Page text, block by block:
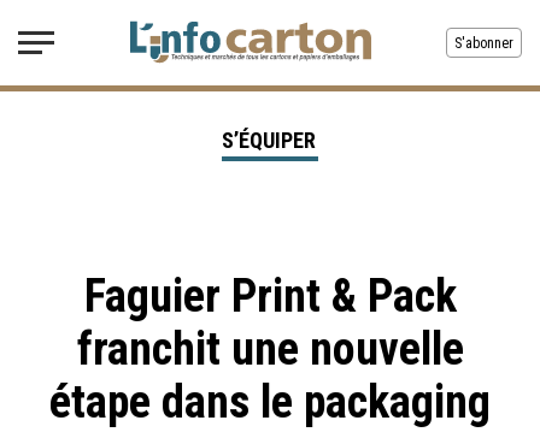
S'abonner
Faguier Print & Pack
franchit une nouvelle
étape dans le packaging
S’ÉQUIPER